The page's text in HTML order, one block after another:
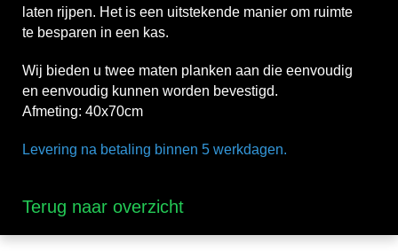
laten rijpen. Het is een uitstekende manier om ruimte
te besparen in een kas.
Wij bieden u twee maten planken aan die eenvoudig
en eenvoudig kunnen worden bevestigd.
Afmeting: 40x70cm
Levering na betaling binnen 5 werkdagen.
Terug naar overzicht